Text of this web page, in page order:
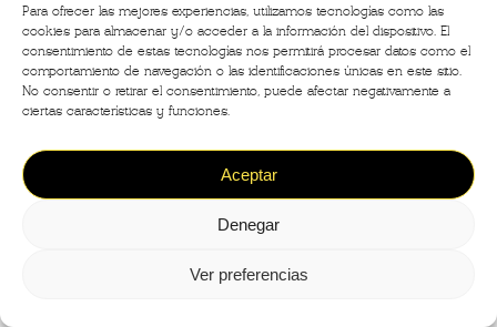
Para ofrecer las mejores experiencias, utilizamos tecnologías como las
cookies para almacenar y/o acceder a la información del dispositivo. El
consentimiento de estas tecnologías nos permitirá procesar datos como el
comportamiento de navegación o las identificaciones únicas en este sitio.
No consentir o retirar el consentimiento, puede afectar negativamente a
ciertas características y funciones.
Aceptar
Denegar
Ver preferencias